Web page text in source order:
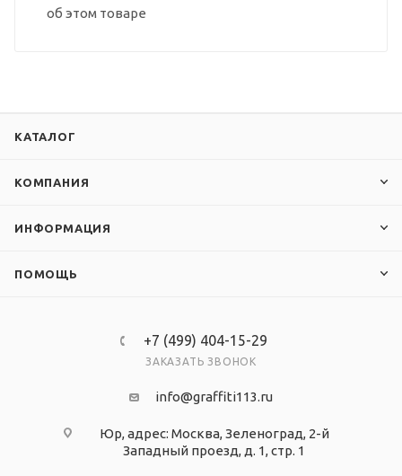
об этом товаре
КАТАЛОГ
КОМПАНИЯ
ИНФОРМАЦИЯ
ПОМОЩЬ
+7 (499) 404-15-29
ЗАКАЗАТЬ ЗВОНОК
info@graffiti113.ru
Юр, адрес: Москва, Зеленоград, 2-й
Западный проезд, д. 1, стр. 1